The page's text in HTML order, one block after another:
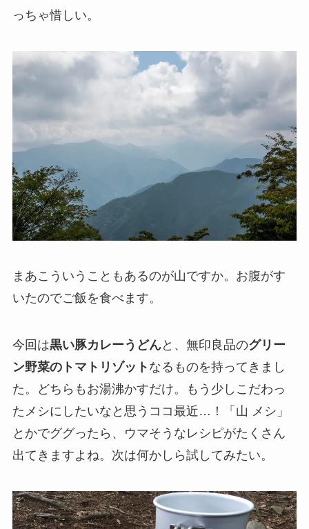
っちゃ惜しい。
まあこういうこともあるのが山ですか。お腹がす
いたのでご飯を食べます。
今回は黒い豚カレーうどんと、無印良品のグリー
ン野菜のトマトリゾット なるものを持ってきまし
た。どちらもお湯沸かすだけ。もう少しこだわっ
たメシにしたいなと思うココ最近…！「山 メシ」
とかでググったら、ウマそうなレシピがたくさん
出てきますよね。次は何かしら試してみたい。